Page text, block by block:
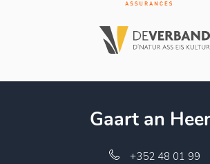
Gaart an
+352 48 01 99